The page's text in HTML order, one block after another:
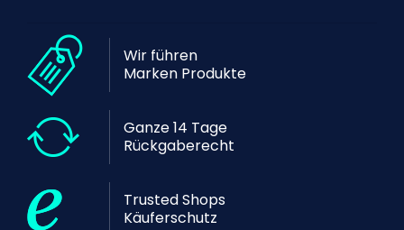
Wir führen
Marken Produkte
Ganze 14 Tage
Rückgaberecht
Trusted Shops
Käuferschutz